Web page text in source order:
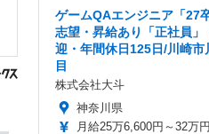
ゲームQAエンジニア「27
志望・昇給あり「正社員」
迎・年間休日125日/川崎市
目
株式会社大斗
神奈川県
月給25万6,600円～32万円